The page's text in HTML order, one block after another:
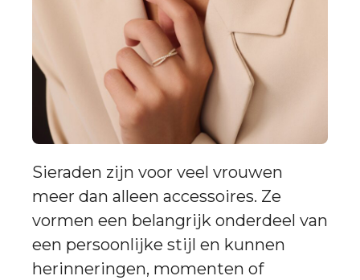
Sieraden zijn voor veel vrouwen
meer dan alleen accessoires. Ze
vormen een belangrijk onderdeel van
een persoonlijke stijl en kunnen
herinneringen, momenten of